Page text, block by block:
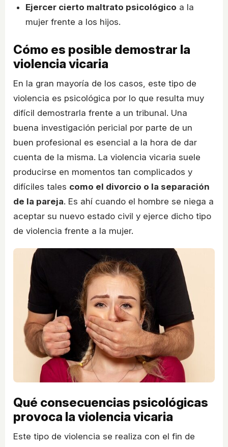
Ejercer cierto maltrato psicológico a la
mujer frente a los hijos.
Cómo es posible demostrar la
violencia vicaria
En la gran mayoría de los casos, este tipo de
violencia es psicológica por lo que resulta muy
difícil demostrarla frente a un tribunal. Una
buena investigación pericial por parte de un
buen profesional es esencial a la hora de dar
cuenta de la misma. La violencia vicaria suele
producirse en momentos tan complicados y
difíciles tales como el divorcio o la separación
de la pareja. Es ahí cuando el hombre se niega a
aceptar su nuevo estado civil y ejerce dicho tipo
de violencia frente a la mujer.
Qué consecuencias psicológicas
provoca la violencia vicaria
Este tipo de violencia se realiza con el fin de